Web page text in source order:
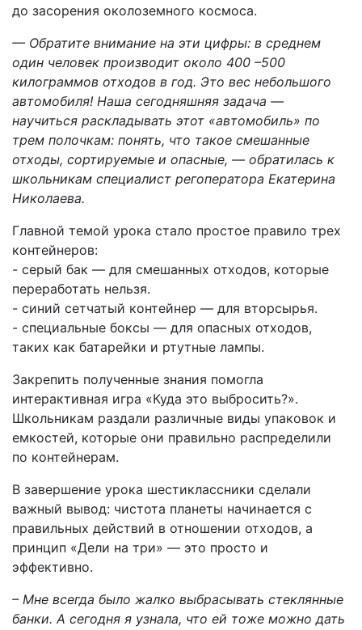
до засорения околоземного космоса.
— Обратите внимание на эти цифры: в среднем
один человек производит около 400 –500
килограммов отходов в год. Это вес небольшого
автомобиля! Наша сегодняшняя задача —
научиться раскладывать этот «автомобиль» по
трем полочкам: понять, что такое смешанные
отходы, сортируемые и опасные, — обратилась к
школьникам специалист регоператора Екатерина
Николаева.
Главной темой урока стало простое правило трех
контейнеров:
- серый бак — для смешанных отходов, которые
переработать нельзя.
- синий сетчатый контейнер — для вторсырья.
- специальные боксы — для опасных отходов,
таких как батарейки и ртутные лампы.
Закрепить полученные знания помогла
интерактивная игра «Куда это выбросить?».
Школьникам раздали различные виды упаковок и
емкостей, которые они правильно распределили
по контейнерам.
В завершение урока шестиклассники сделали
важный вывод: чистота планеты начинается с
правильных действий в отношении отходов, а
принцип «Дели на три» — это просто и
эффективно.
– Мне всегда было жалко выбрасывать стеклянные
банки. А сегодня я узнала, что ей тоже можно дать